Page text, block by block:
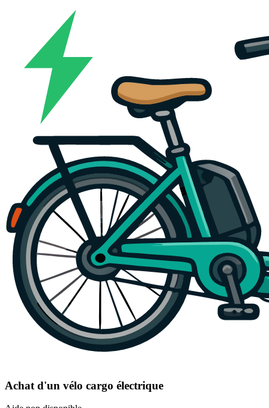
Achat d'un vélo cargo électrique